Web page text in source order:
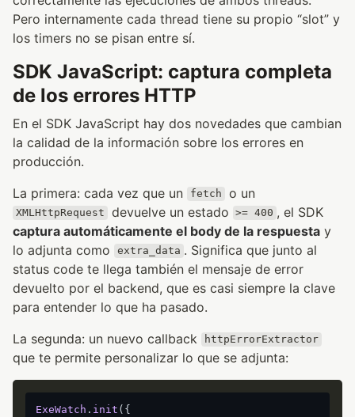
Pero internamente cada thread tiene su propio “slot” y
los timers no se pisan entre sí.
SDK JavaScript: captura completa
de los errores HTTP
En el SDK JavaScript hay dos novedades que cambian
la calidad de la información sobre los errores en
producción.
La primera: cada vez que un
fetch o un
XMLHttpRequest devuelve un estado >= 400 , el SDK
captura automáticamente el body de la respuesta y
lo adjunta como
extra_data . Significa que junto al
status code te llega también el mensaje de error
devuelto por el backend, que es casi siempre la clave
para entender lo que ha pasado.
La segunda: un nuevo callback
httpErrorExtractor
que te permite personalizar lo que se adjunta:
ExeWatch . init ({